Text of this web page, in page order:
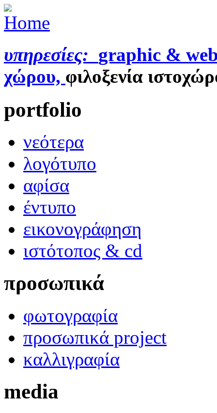
υπηρεσίες: graphic &
χώρου, φιλοξενία
portfolio
νεότερα
λογότυπο
αφίσα
έντυπο
εικονογράφηση
ιστότοπος & cd
προσωπικά
φωτογραφία
προσωπικά project
καλλιγραφία
media